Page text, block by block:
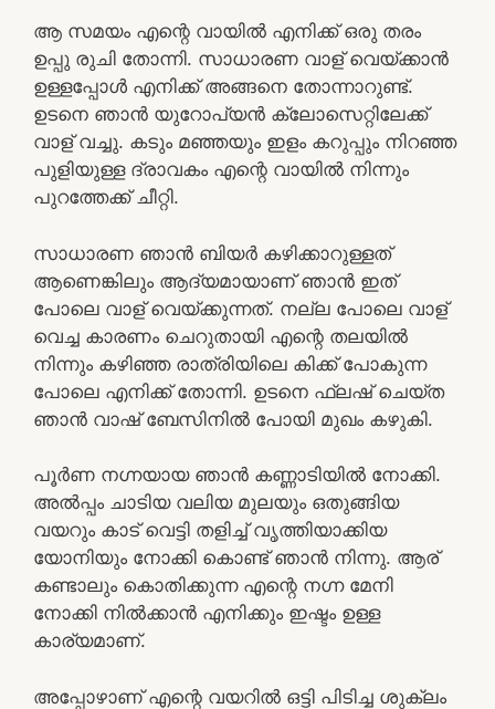
ആ സമയം എന്റെ വായില്‍ എനിക്ക് ഒരു തരം
ഉപ്പു രുചി തോന്നി. സാധാരണ വാള് വെയ്ക്കാന്‍
ഉള്ളപ്പോള്‍ എനിക്ക് അങ്ങനെ തോന്നാറുണ്ട്.
ഉടനെ ഞാന്‍ യുറോപ്യന്‍ ക്ലോസെറ്റിലേക്ക്
വാള് വച്ചു. കടും മഞ്ഞയും ഇളം കറുപ്പും നിറഞ്ഞ
പുളിയുള്ള ദ്രാവകം എന്റെ വായില്‍ നിന്നും
പുറത്തേക്ക് ചീറ്റി.
സാധാരണ ഞാന്‍ ബിയര്‍ കഴിക്കാറുള്ളത്
ആണെങ്കിലും ആദ്യമായാണ് ഞാന്‍ ഇത്
പോലെ വാള് വെയ്ക്കുന്നത്. നല്ല പോലെ വാള്
വെച്ച കാരണം ചെറുതായി എന്റെ തലയില്‍
നിന്നും കഴിഞ്ഞ രാത്രിയിലെ കിക്ക് പോകുന്ന
പോലെ എനിക്ക് തോന്നി. ഉടനെ ഫ്ലഷ് ചെയ്ത
ഞാന്‍ വാഷ്‌ ബേസിനില്‍ പോയി മുഖം കഴുകി.
പൂര്‍ണ നഗ്നയായ ഞാന്‍ കണ്ണാടിയില്‍ നോക്കി.
അല്‍പ്പം ചാടിയ വലിയ മുലയും ഒതുങ്ങിയ
വയറും കാട് വെട്ടി തളിച്ച് വൃത്തിയാക്കിയ
യോനിയും നോക്കി കൊണ്ട് ഞാന്‍ നിന്നു. ആര്
കണ്ടാലും കൊതിക്കുന്ന എന്റെ നഗ്ന മേനി
നോക്കി നില്‍ക്കാന്‍ എനിക്കും ഇഷ്ടം ഉള്ള
കാര്യമാണ്.
അപ്പോഴാണ്‌ എന്റെ വയറില്‍ ഒട്ടി പിടിച്ച ശുക്ലം